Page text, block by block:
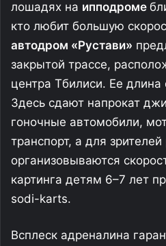
лошадях на ипподроме
кто любит большую
автодром «Рустави»
закрытой трассе,
центра Тбилиси. Ее длина
Здесь сдают напрокат
гоночные автомобили,
транспорт, а для зрителей
организовываются
картинга детям 6–7 лет
sodi-karts.
Всплеск адреналина